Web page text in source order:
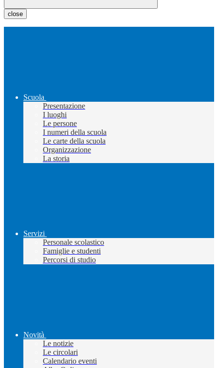
close
Scuola
Presentazione
I luoghi
Le persone
I numeri della scuola
Le carte della scuola
Organizzazione
La storia
Servizi
Personale scolastico
Famiglie e studenti
Percorsi di studio
Novità
Le notizie
Le circolari
Calendario eventi